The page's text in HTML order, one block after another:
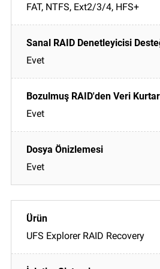
FAT, NTFS, Ext2/3/4, HFS+
Evet
Evet
Evet
UFS Explorer RAID Recovery